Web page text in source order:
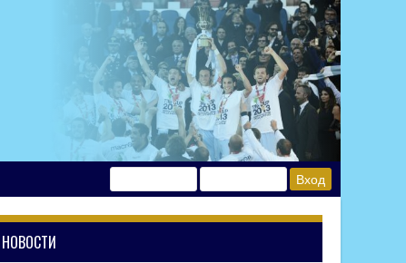
НОВОСТИ